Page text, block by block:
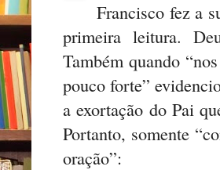
Francisco fez a
primeira leitura.
Também quando
pouco forte”
a exortação do Pai
Portanto, somente
oração”: